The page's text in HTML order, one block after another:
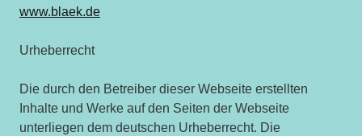
www.blaek.de
Urheberrecht
Die durch den Betreiber dieser Webseite erstellten
Inhalte und Werke auf den Seiten der Webseite
unterliegen dem deutschen Urheberrecht. Die